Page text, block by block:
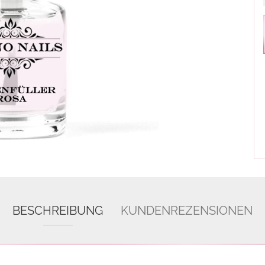
BESCHREIBUNG KUNDENREZENSIONEN